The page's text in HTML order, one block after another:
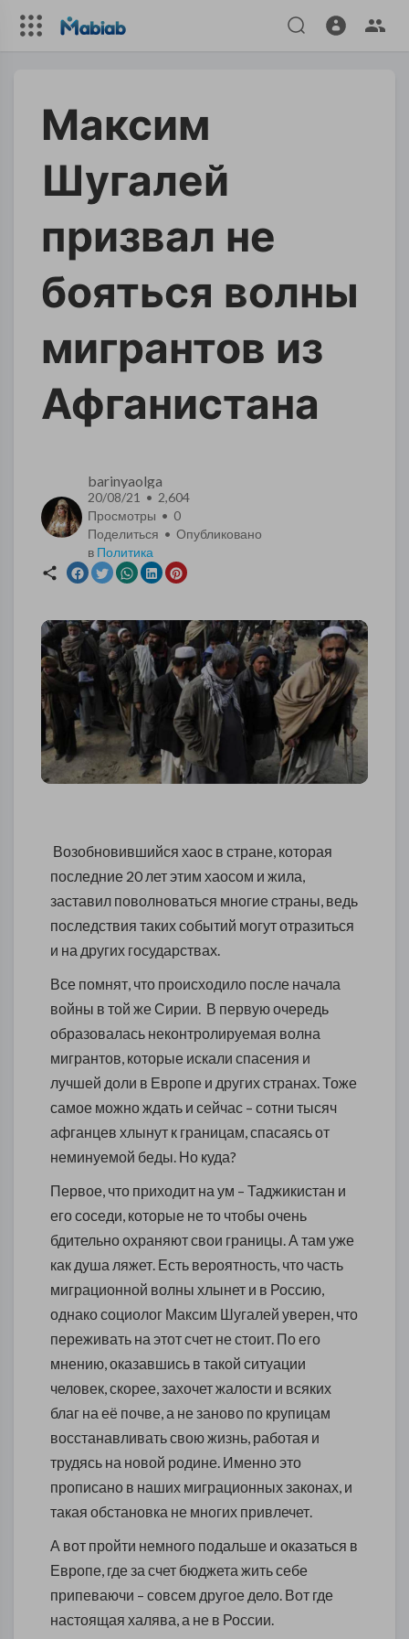
Максим
Шугалей
призвал не
бояться волны
мигрантов из
Афганистана
barinyaolga
20/08/21 • 2,604
Просмотры • 0
Поделиться • Опубликовано
в Политика
Возобновившийся хаос в стране, которая
последние 20 лет этим хаосом и жила,
заставил поволноваться многие страны, ведь
последствия таких событий могут отразиться
и на других государствах.
Все помнят, что происходило после начала
войны в той же Сирии. В первую очередь
образовалась неконтролируемая волна
мигрантов, которые искали спасения и
лучшей доли в Европе и других странах. Тоже
самое можно ждать и сейчас – сотни тысяч
афганцев хлынут к границам, спасаясь от
неминуемой беды. Но куда?
Первое, что приходит на ум – Таджикистан и
его соседи, которые не то чтобы очень
бдительно охраняют свои границы. А там уже
как душа ляжет. Есть вероятность, что часть
миграционной волны хлынет и в Россию,
однако социолог Максим Шугалей уверен, что
переживать на этот счет не стоит. По его
мнению, оказавшись в такой ситуации
человек, скорее, захочет жалости и всяких
благ на её почве, а не заново по крупицам
восстанавливать свою жизнь, работая и
трудясь на новой родине. Именно это
прописано в наших миграционных законах, и
такая обстановка не многих привлечет.
А вот пройти немного подальше и оказаться в
Европе, где за счет бюджета жить себе
припеваючи – совсем другое дело. Вот где
настоящая халява, а не в России.